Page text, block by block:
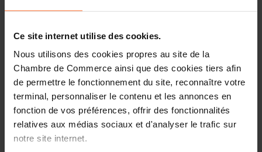
Ce site internet utilise des cookies.
Nous utilisons des cookies propres au site de la
Chambre de Commerce ainsi que des cookies tiers afin
de permettre le fonctionnement du site, reconnaître votre
terminal, personnaliser le contenu et les annonces en
fonction de vos préférences, offrir des fonctionnalités
relatives aux médias sociaux et d'analyser le trafic sur
notre site internet.